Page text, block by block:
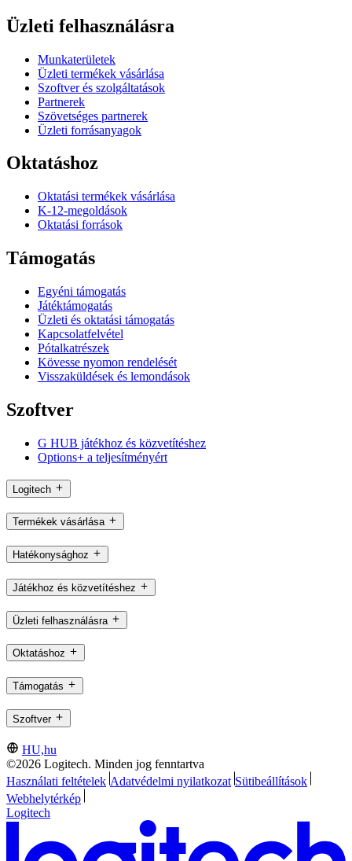
Üzleti felhasználásra
Munkaterületek
Üzleti termékek vásárlása
Szoftver és szolgáltatások
Partnerek
Szövetséges partnerek
Üzleti forrásanyagok
Oktatáshoz
Oktatási termékek vásárlása
K-12-megoldások
Oktatási források
Támogatás
Egyéni támogatás
Játéktámogatás
Üzleti és oktatási támogatás
Kapcsolatfelvétel
Pótalkatrészek
Kövesse nyomon rendelését
Visszaküldések és lemondások
Szoftver
G HUB játékhoz és közvetítéshez
Options+ a teljesítményért
Logitech
Termékek vásárlása
Hatékonysághoz
Játékhoz és közvetítéshez
Üzleti felhasználásra
Oktatáshoz
Támogatás
Szoftver
HU,hu
©2026 Logitech. Minden jog fenntartva
Használati feltételek Adatvédelmi nyilatkozat Sütibeállítások
Webhelytérkép
Logitech